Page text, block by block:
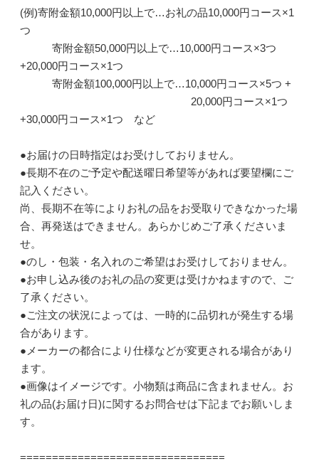
(例)寄附金額10,000円以上で…お礼の品10,000円コース×1
つ
寄附金額50,000円以上で…10,000円コース×3つ
+20,000円コース×1つ
寄附金額100,000円以上で…10,000円コース×5つ +
20,000円コース×1つ
+30,000円コース×1つ など
●お届けの日時指定はお受けしておりません。
●長期不在のご予定や配送曜日希望等があれば要望欄にご
記入ください。
尚、長期不在等によりお礼の品をお受取りできなかった場
合、再発送はできません。あらかじめご了承くださいま
せ。
●のし・包装・名入れのご希望はお受けしておりません。
●お申し込み後のお礼の品の変更は受けかねますので、ご
了承ください。
●ご注文の状況によっては、一時的に品切れが発生する場
合があります。
●メーカーの都合により仕様などが変更される場合があり
ます。
●画像はイメージです。小物類は商品に含まれません。お
礼の品(お届け日)に関するお問合せは下記までお願いしま
す。
================================